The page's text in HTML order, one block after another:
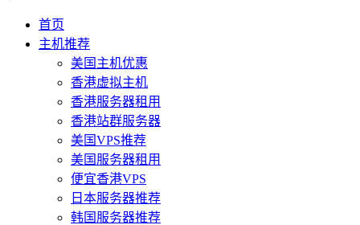
首页
主机推荐
美国主机优惠
香港虚拟主机
香港服务器租用
香港站群服务器
美国VPS推荐
美国服务器租用
便宜香港VPS
日本服务器推荐
韩国服务器推荐